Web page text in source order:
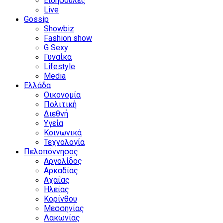
Live
Gossip
Showbiz
Fashion show
G Sexy
Γυναίκα
Lifestyle
Media
Ελλάδα
Οικονομία
Πολιτική
Διεθνή
Υγεία
Κοινωνικά
Τεχνολογία
Πελοπόννησος
Αργολίδος
Αρκαδίας
Αχαΐας
Ηλείας
Κορίνθου
Μεσσηνίας
Λακωνίας